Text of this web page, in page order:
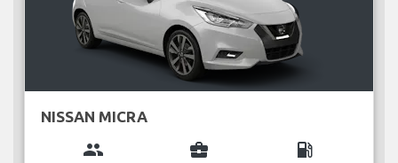
NISSAN MICRA
group business_center local_gas_station